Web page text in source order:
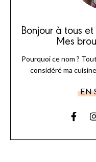
Bonjour à tous
Mes
Pourquoi ce nom ?
considéré ma
EN